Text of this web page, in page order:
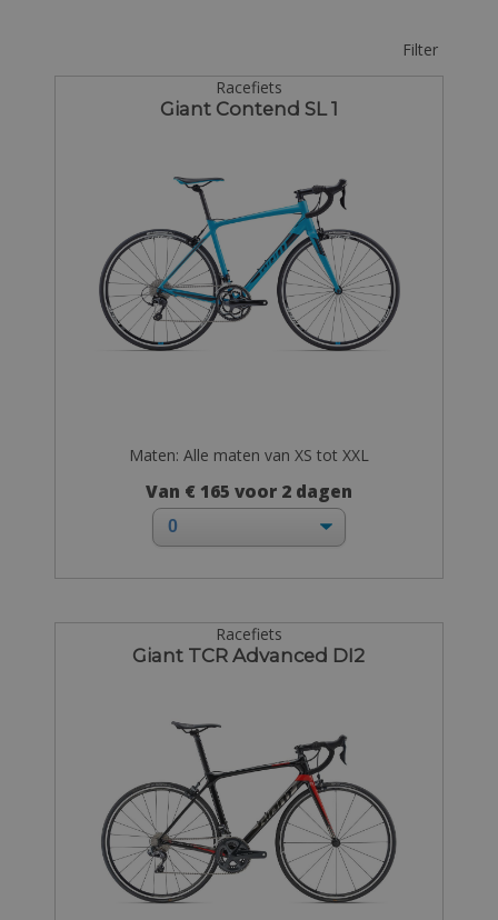
Filter
Racefiets
Giant Contend SL 1
Maten: Alle maten van XS tot XXL
Van € 165 voor 2 dagen
Racefiets
Giant TCR Advanced DI2